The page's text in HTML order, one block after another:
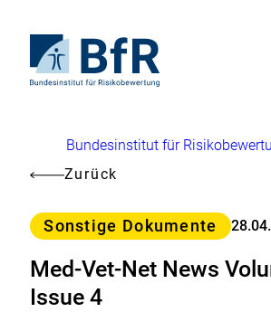
Seiteninhalt
springenStartseite
von
Brotkrumennavigation
Bundesinstitut für
Zurück
Kategorie
Sonstige Dokumente
Med-Vet-Net News
Issue 4